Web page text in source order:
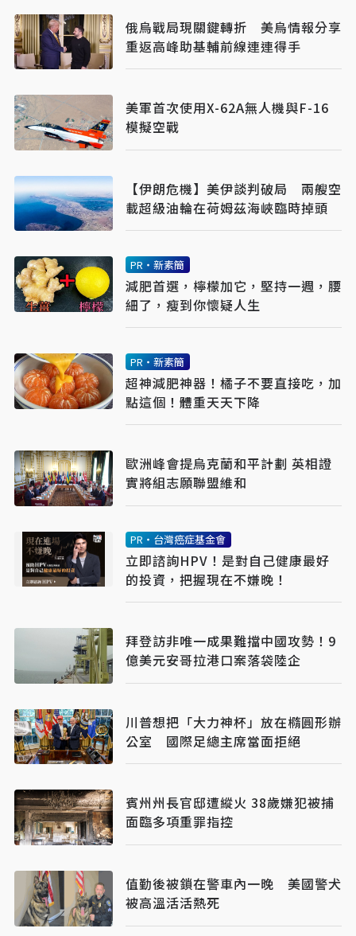
俄烏戰局現關鍵轉折 美烏情報分享
重返高峰助基輔前線連連得手
美軍首次使用X-62A無人機與F-16
模擬空戰
【伊朗危機】美伊談判破局 兩艘空
載超級油輪在荷姆茲海峽臨時掉頭
PR・新素簡
減肥首選，檸檬加它，堅持一週，腰
細了，瘦到你懷疑人生
PR・新素簡
超神減肥神器！橘子不要直接吃，加
點這個！體重天天下降
歐洲峰會提烏克蘭和平計劃 英相證
實將組志願聯盟維和
PR・台灣癌症基金會
立即諮詢HPV！是對自己健康最好
的投資，把握現在不嫌晚！
拜登訪非唯一成果難擋中國攻勢！9
億美元安哥拉港口案落袋陸企
川普想把「大力神杯」放在橢圓形辦
公室 國際足總主席當面拒絕
賓州州長官邸遭縱火 38歲嫌犯被捕
面臨多項重罪指控
值勤後被鎖在警車內一晚 美國警犬
被高溫活活熱死